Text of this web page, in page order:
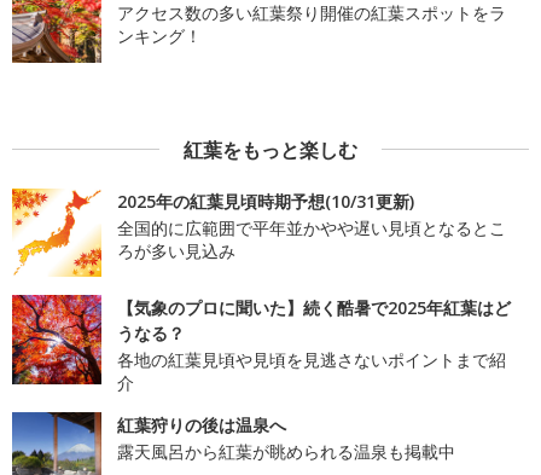
アクセス数の多い紅葉祭り開催の紅葉スポットをラ
ンキング！
紅葉をもっと楽しむ
2025年の紅葉見頃時期予想(10/31更新)
全国的に広範囲で平年並かやや遅い見頃となるとこ
ろが多い見込み
【気象のプロに聞いた】続く酷暑で2025年紅葉はど
うなる？
各地の紅葉見頃や見頃を見逃さないポイントまで紹
介
紅葉狩りの後は温泉へ
露天風呂から紅葉が眺められる温泉も掲載中